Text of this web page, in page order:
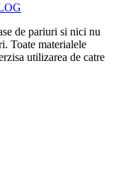
de pariuri si nici nu
Toate materialele
utilizarea de catre